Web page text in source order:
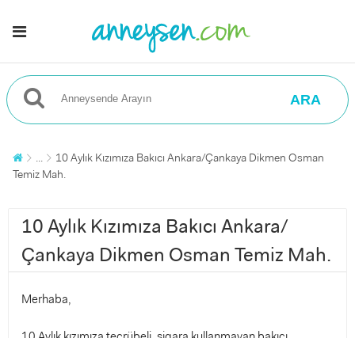
ARA
...
10 Aylık Kızımıza Bakıcı Ankara/Çankaya Dikmen Osman
Temiz Mah.
10 Aylık Kızımıza Bakıcı Ankara/
Çankaya Dikmen Osman Temiz Mah.
Merhaba,